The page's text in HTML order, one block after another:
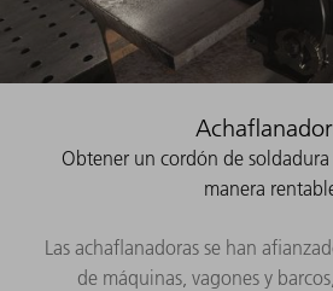
Obtener un cordón de
manera
Las achaflanadoras se han
de máquinas, vagones y